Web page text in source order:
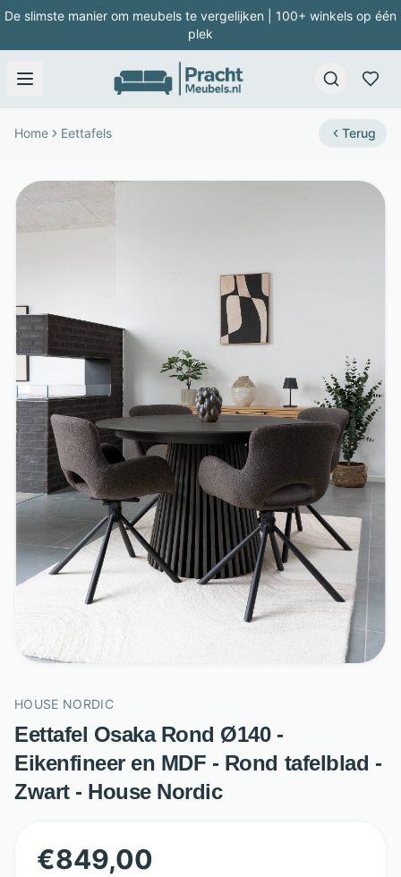
De slimste manier om meubels te vergelijken | 100+ winkels op één
plek
Home Eettafels Terug
HOUSE NORDIC
Eettafel Osaka Rond Ø140 -
Eikenfineer en MDF - Rond tafelblad -
Zwart - House Nordic
€849,00